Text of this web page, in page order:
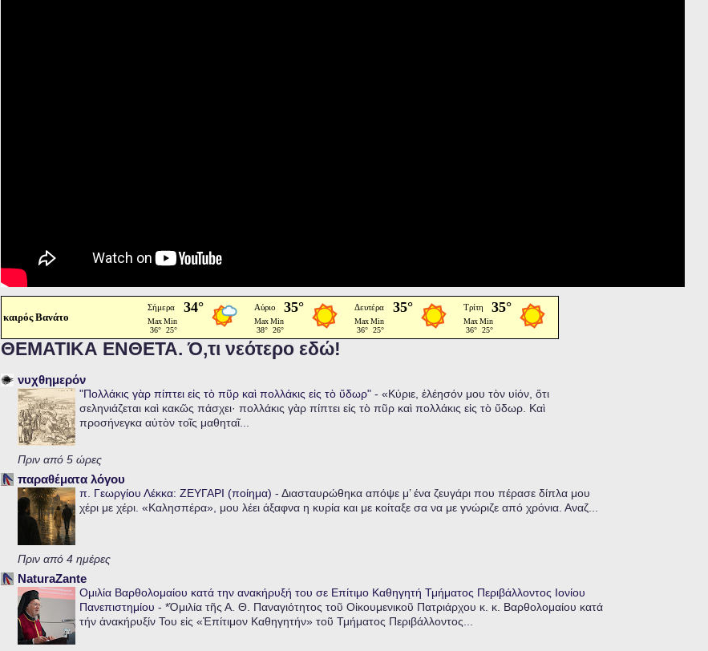
καιρός Βανάτο
ΘΕΜΑΤΙΚΑ ΕΝΘΕΤΑ. Ό,τι νεότερο εδώ!
νυχθημερόν
"Πολλάκις γὰρ πίπτει εἰς τὸ πῦρ καὶ πολλάκις εἰς τὸ ὕδωρ" - «Κύριε, ἐλέησόν μου τὸν υἱόν, ὅτι
σεληνιάζεται καὶ κακῶς πάσχει· πολλάκις γὰρ πίπτει εἰς τὸ πῦρ καὶ πολλάκις εἰς τὸ ὕδωρ. Καὶ
προσήνεγκα αὐτὸν τοῖς μαθηταῖ...
Πριν από 5 ώρες
παραθέματα λόγου
π. Γεωργίου Λέκκα: ΖΕΥΓΑΡΙ (ποίημα) - Διασταυρώθηκα απόψε μ’ ένα ζευγάρι που πέρασε δίπλα μου
χέρι με χέρι. «Καλησπέρα», μου λέει άξαφνα η κυρία και με κοίταξε σα να με γνώριζε από χρόνια. Αναζ...
Πριν από 4 ημέρες
NaturaZante
Ομιλία Βαρθολομαίου κατά την ανακήρυξή του σε Επίτιμο Καθηγητή Τμήματος Περιβάλλοντος Ιονίου
Πανεπιστημίου - *Ὁμιλία τῆς Α. Θ. Παναγιότητος τοῦ Οἰκουμενικοῦ Πατριάρχου κ. κ. Βαρθολομαίου κατά
τήν ἀνακήρυξίν Του εἰς «Ἐπίτιμον Καθηγητήν» τοῦ Τμήματος Περιβάλλοντος...